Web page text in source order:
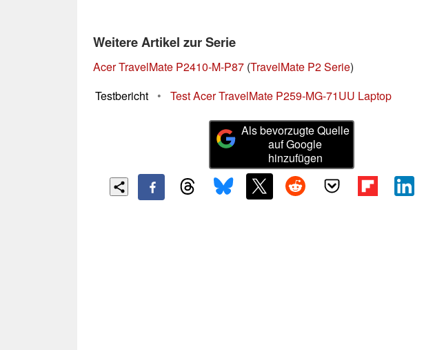
Weitere Artikel zur Serie
Acer TravelMate P2410-M-P87 (TravelMate P2 Serie)
Testbericht
• Test Acer TravelMate P259-MG-71UU Laptop
Als bevorzugte Quelle
auf Google
hinzufügen